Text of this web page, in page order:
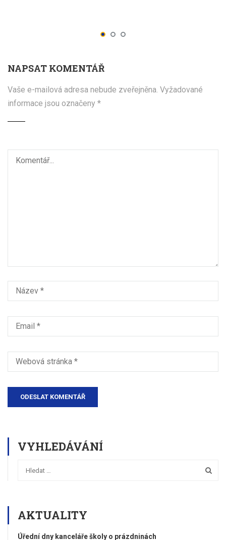
NAPSAT KOMENTÁŘ
Vaše e-mailová adresa nebude zveřejněna. Vyžadované
informace jsou označeny *
VYHLEDÁVÁNÍ
AKTUALITY
Úřední dny kanceláře školy o prázdninách